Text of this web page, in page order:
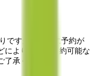
ですが、すでに予約が
により実際に予約可能な
承ください